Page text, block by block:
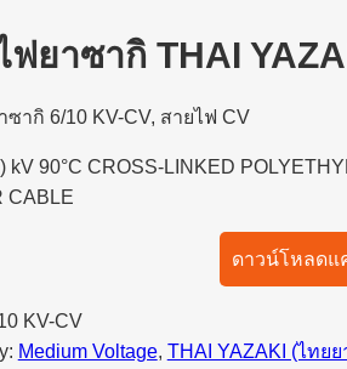
ฟยาซากิ THAI
ซากิ 6/10 KV-CV, สายไฟ CV
kV 90°C CROSS-LINKED
CABLE
ดาวน์โหลดแ
KV-CV
Medium Voltage, THAI YAZAKI (ไทย